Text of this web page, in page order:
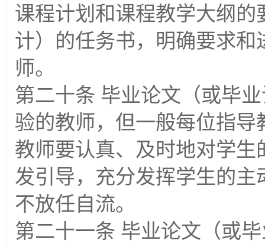
课程计划和课程教学大纲
计）的任务书，明确要求
师。
第二十条 毕业论文（或毕
验的教师，但一般每位指
教师要认真、及时地对学
发引导，充分发挥学生的
不放任自流。
第二十一条 毕业论文（或